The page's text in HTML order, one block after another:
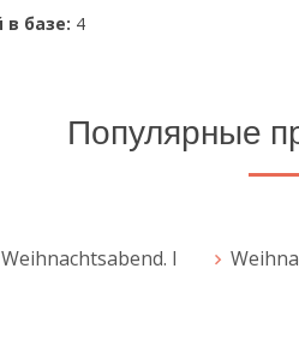
базе: 4
Популярные
Weihnachtsabend. I